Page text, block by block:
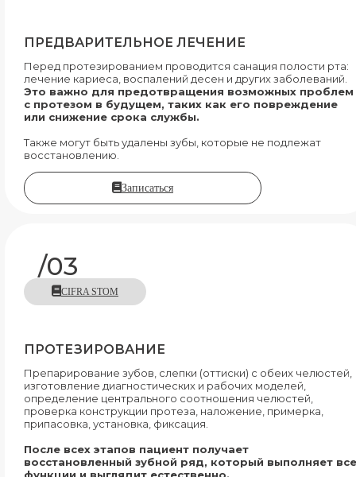
ПРЕДВАРИТЕЛЬНОЕ ЛЕЧЕНИЕ
Перед протезированием проводится санация полости рта:
лечение кариеса, воспалений десен и других заболеваний.
Это важно для предотвращения возможных проблем
с протезом в будущем, таких как его повреждение
или снижение срока службы.
Также могут быть удалены зубы, которые не подлежат
восстановлению.
Записаться
/03
CIFRA STOM
ПРОТЕЗИРОВАНИЕ
Препарирование зубов, слепки (оттиски) с обеих челюстей,
изготовление диагностических и рабочих моделей,
определение центрального соотношения челюстей,
проверка конструкции протеза, наложение, примерка,
припасовка, установка, фиксация.
После всех этапов пациент получает
восстановленный зубной ряд, который выполняет все